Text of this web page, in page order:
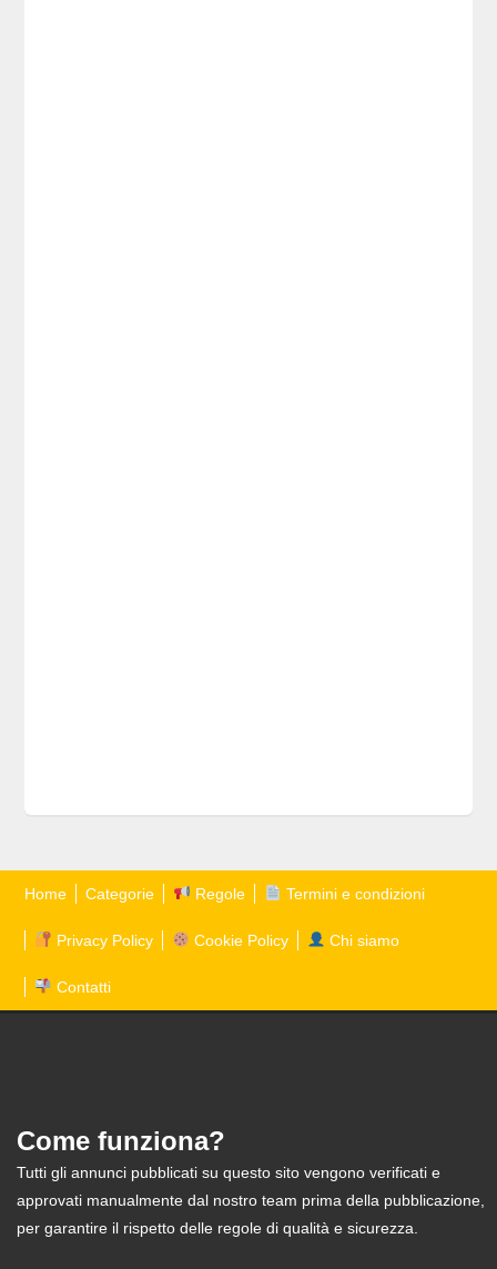
Home Categorie Regole Termini e condizioni
Privacy Policy Cookie Policy Chi siamo
Contatti
Come funziona?
Tutti gli annunci pubblicati su questo sito vengono verificati e
approvati manualmente dal nostro team prima della pubblicazione,
per garantire il rispetto delle regole di qualità e sicurezza.